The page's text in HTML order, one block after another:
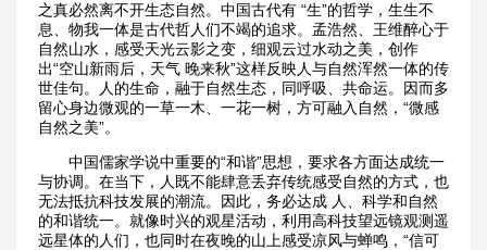
之真必然离不开生态自然。中国古代有 “生”的哲学，生生不
息、物我一体是古代哲人们不竭的追求。孟浩然、王维醉心于
自然山水，感受天光云影之变，细观云过水动之美，创作
出“空山新雨后，天气 晚来秋”这样反映人与自然浑然一体的传
世佳句。人的生命，融于自然生态，同呼吸、共命运。因而多
留心身边微观的一草一木、一花一树，方可融入自然，“微感
自然之美”。
中国儒家学说中重要的“和谐”思想，要求各方面达成统一
与协调。在当下，人既不能肆意丢弃传统感受自然的方式，也
无法抵抗科技发展的潮流。因此，务必达成 人、科学和自然
的和谐统一。就像时兴的观星活动，利用高科技望远镜观测遥
远星体的人们，也同时在夜晚的山上感受凉风与蝉鸣，“信可